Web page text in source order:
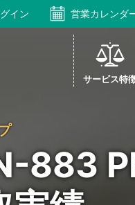
イン 営業カレンダ
サービス特
883